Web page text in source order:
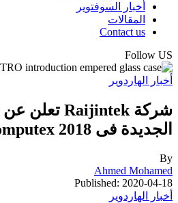
أخبار السوفتوير
المقالات
Contact us
Follow US
أخبار الهاردوير
الجديدة فى Computex 2018 اليوم
By
Ahmed Mohamed
Published: 2020-04-18
أخبار الهاردوير